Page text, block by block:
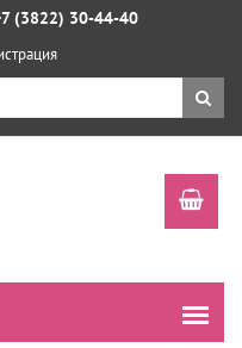
(3822) 30-44-40